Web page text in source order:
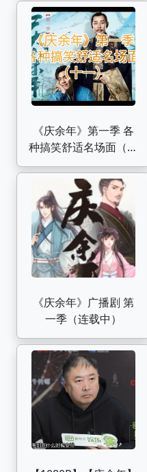
《庆余年》第一季 各
种搞笑舒适名场面（十
一）
《庆余年》广播剧 第
一季（连载中）